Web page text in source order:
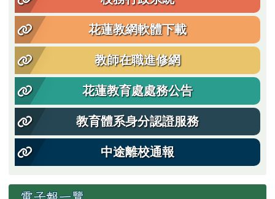
花蓮教網軟體下載
教師在職進修網
花蓮教育處處務公告
教育體系身分認證服務
中途離校通報
電子報一覽